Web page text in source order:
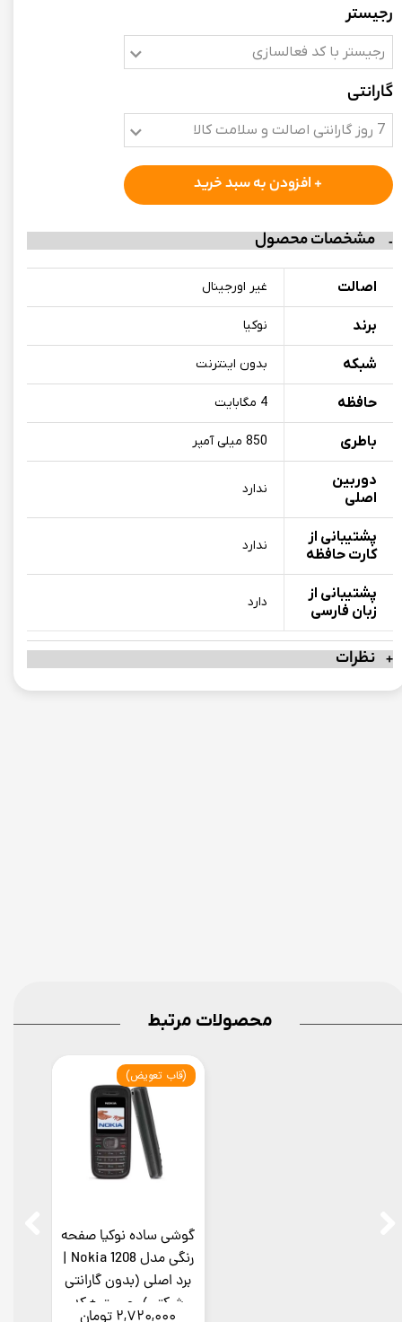
رجیستر
رجیستر با کد فعالسازی
گارانتی
7 روز گارانتی اصالت و سلامت کالا
+ افزودن به سبد خرید
مشخصات محصول
اصالت غیر اورجینال
برند نوکیا
شبکه بدون اینترنت
حافظه 4 مگابایت
باطری 850 میلی آمپر
دوربین
اصلی
ندارد
پشتیبانی از
کارت حافظه
ندارد
پشتیبانی از
زبان فارسی
دارد
نظرات
گوشی ساده نوکیا صفحه
رنگی مدل Nokia 1208 |
برد اصلی (بدون گارانتی
شرکتی) رجیستر + کد
۲,۷۲۰,۰۰۰ تومان
(قاب تعویض)
محصولات مرتبط